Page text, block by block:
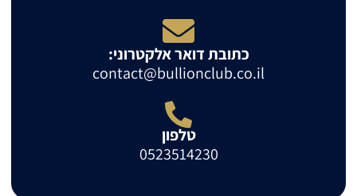
כתובת דואר אלקטרוני:
contact@bullionclub.co.il
טלפון
0523514230